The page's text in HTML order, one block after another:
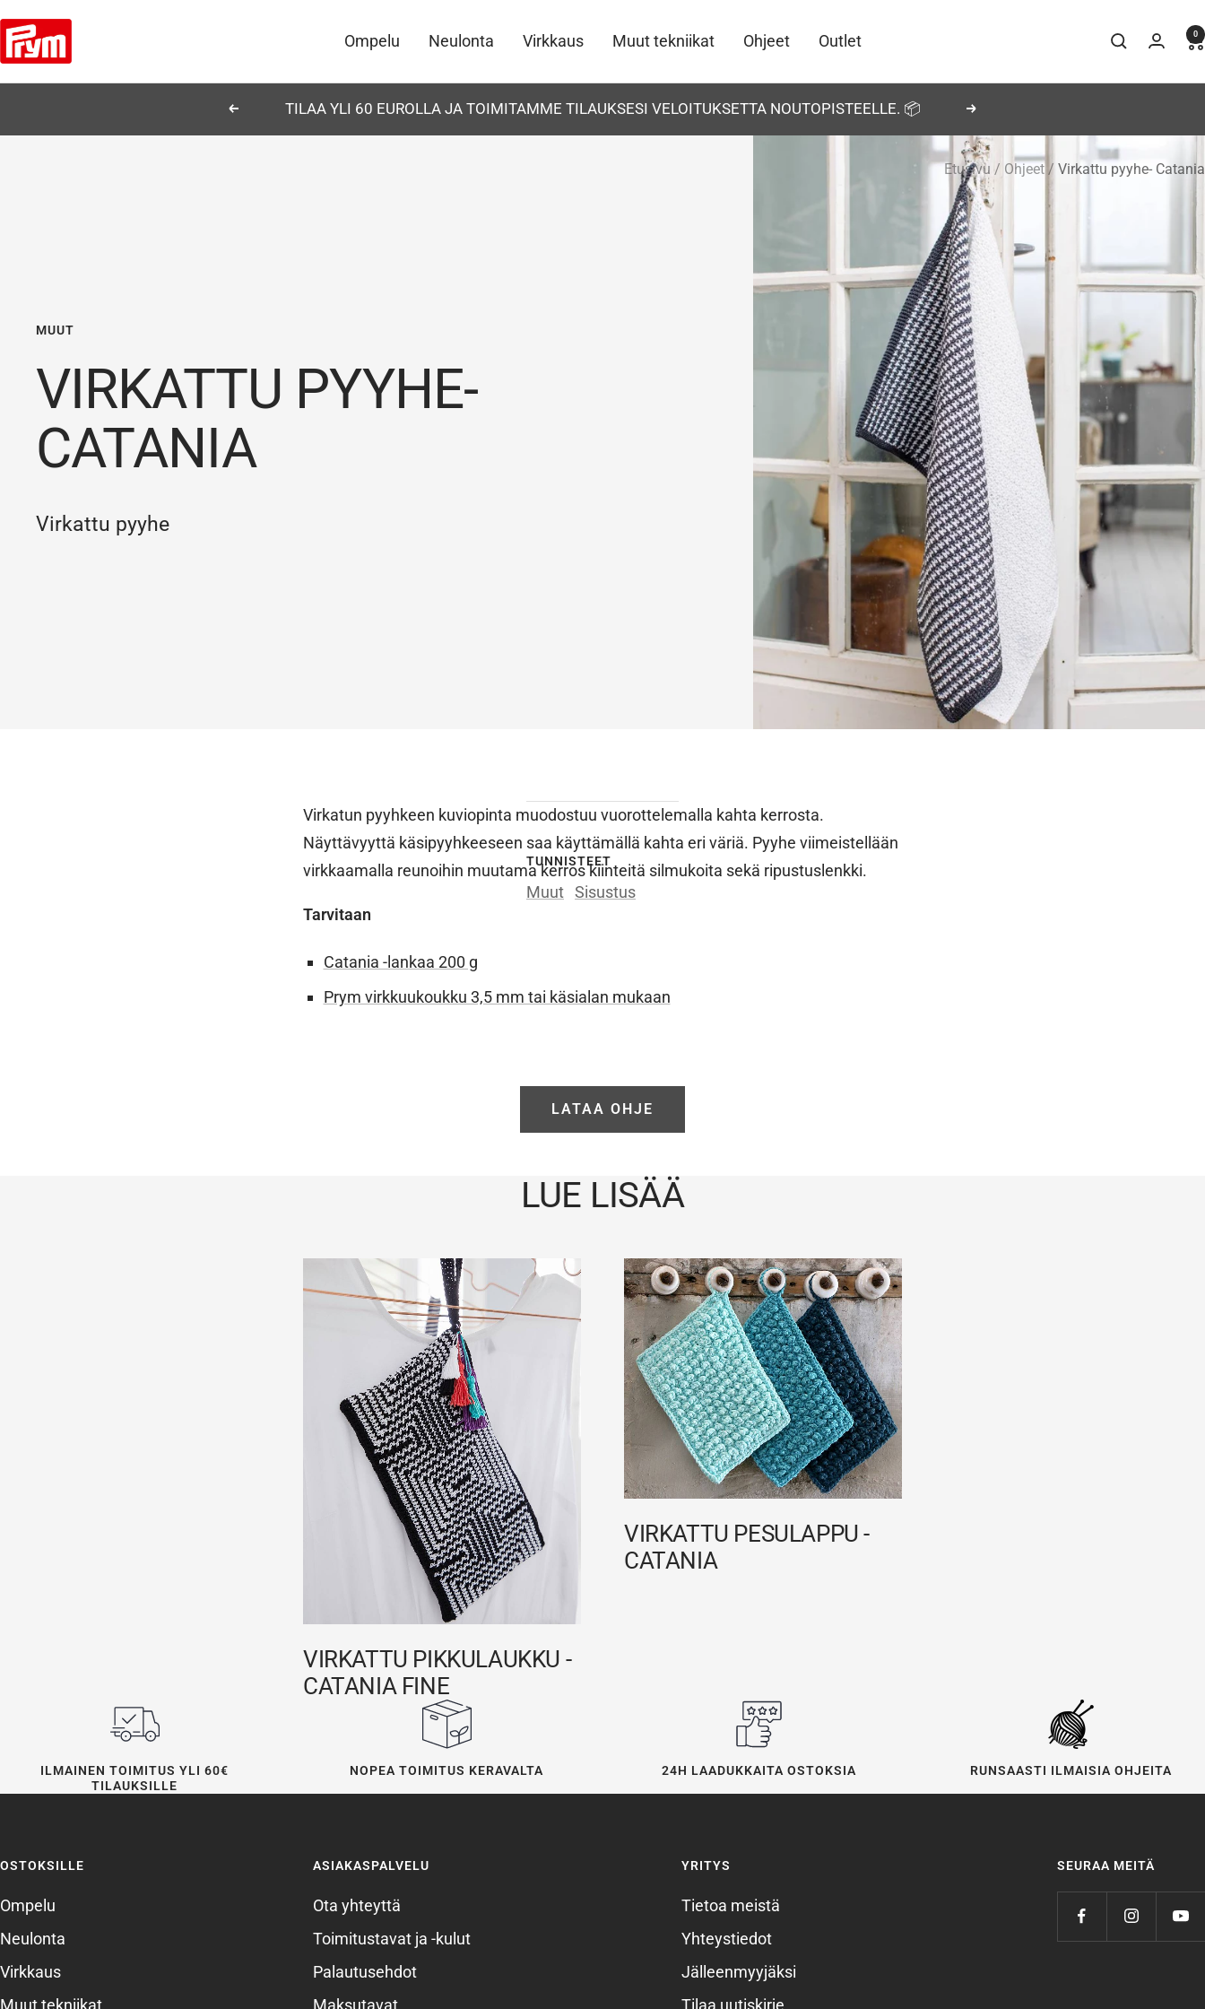
sisältöön
Ompelu Neulonta Virkkaus Muut tekniikat Ohjeet Outlet
Prym 0
EdellinenTILAA YLI 60 EUROLLA JA TOIMITAMME TILAUKSESI VELOITUKSETTA NOUTOPISTEELLE. 📦 Seuraava
Etusivu Ohjeet Virkattu pyyhe- Catania
MUUT
VIRKATTU PYYHE-
CATANIA
Virkattu pyyhe
TUNNISTEET
Muut Sisustus
Virkatun pyyhkeen kuviopinta muodostuu vuorottelemalla kahta kerrosta.
Näyttävyyttä käsipyyhkeeseen saa käyttämällä kahta eri väriä. Pyyhe viimeistellään
virkkaamalla reunoihin muutama kerros kiinteitä silmukoita sekä ripustuslenkki.
Tarvitaan
Catania -lankaa 200 g
Prym virkkuukoukku 3,5 mm tai käsialan mukaan
LATAA OHJE
LUE LISÄÄ
VIRKATTU PIKKULAUKKU -
CATANIA FINE
VIRKATTU PESULAPPU -
CATANIA
ILMAINEN TOIMITUS YLI 60€
TILAUKSILLE
NOPEA TOIMITUS KERAVALTA 24H LAADUKKAITA OSTOKSIA RUNSAASTI ILMAISIA OHJEITA
OSTOKSILLE
Ompelu
Neulonta
Virkkaus
Muut tekniikat
ASIAKASPALVELU
Ota yhteyttä
Toimitustavat ja -kulut
Palautusehdot
Maksutavat
YRITYS
Tietoa meistä
Yhteystiedot
Jälleenmyyjäksi
Tilaa uutiskirje
SEURAA MEITÄ